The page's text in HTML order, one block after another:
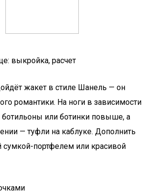
выкройка, расчет
жакет в стиле Шанель — он
романтики. На ноги в зависимости
ботильоны или ботинки повыше, а
— туфли на каблуке. Дополнить
сумкой-портфелем или красивой